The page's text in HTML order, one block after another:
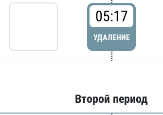
05:17
УДАЛЕНИЕ
Второй период